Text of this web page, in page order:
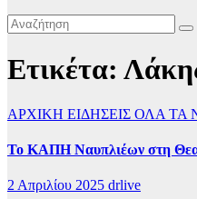
Ετικέτα:
ΑΡΧΙΚΗ ΕΙΔΗΣΕΙΣ ΟΛΑ ΤΑ
Το ΚΑΠΗ Ναυπλιέων στη
2 Απριλίου 2025 drlive